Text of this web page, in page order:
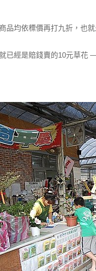
均依標價再打九折，也就
經是賠錢賣的10元草花